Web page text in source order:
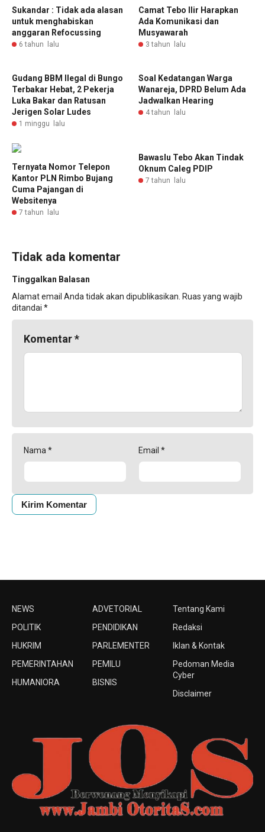
Sukandar : Tidak ada alasan
untuk menghabiskan
anggaran Refocussing
6 tahun lalu
Camat Tebo Ilir Harapkan
Ada Komunikasi dan
Musyawarah
3 tahun lalu
Gudang BBM Ilegal di Bungo
Terbakar Hebat, 2 Pekerja
Luka Bakar dan Ratusan
Jerigen Solar Ludes
1 minggu lalu
Soal Kedatangan Warga
Wanareja, DPRD Belum Ada
Jadwalkan Hearing
4 tahun lalu
Ternyata Nomor Telepon
Kantor PLN Rimbo Bujang
Cuma Pajangan di
Websitenya
7 tahun lalu
Bawaslu Tebo Akan Tindak
Oknum Caleg PDIP
7 tahun lalu
Tidak ada komentar
Tinggalkan Balasan
Alamat email Anda tidak akan dipublikasikan. Ruas yang wajib
ditandai *
Komentar*
Nama * Email *
NEWS
POLITIK
HUKRIM
PEMERINTAHAN
HUMANIORA
ADVETORIAL
PENDIDIKAN
PARLEMENTER
PEMILU
BISNIS
Tentang Kami
Redaksi
Iklan & Kontak
Pedoman Media
Cyber
Disclaimer